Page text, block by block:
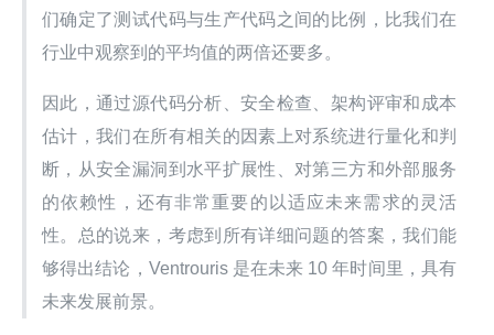
们确定了测试代码与生产代码之间的比例，比我们在
行业中观察到的平均值的两倍还要多。
因此，通过源代码分析、安全检查、架构评审和成本
估计，我们在所有相关的因素上对系统进行量化和判
断，从安全漏洞到水平扩展性、对第三方和外部服务
的依赖性，还有非常重要的以适应未来需求的灵活
性。总的说来，考虑到所有详细问题的答案，我们能
够得出结论，Ventrouris 是在未来 10 年时间里，具有
未来发展前景。